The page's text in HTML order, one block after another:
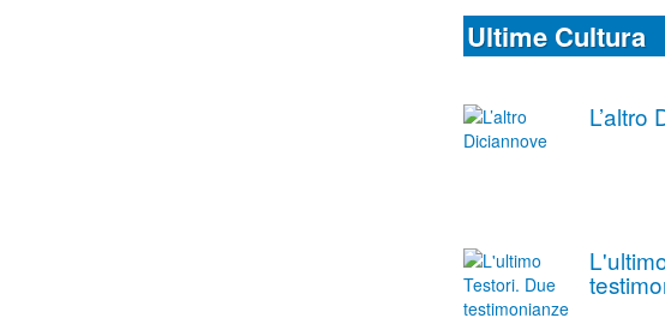
Ultime Cultura
L’altro